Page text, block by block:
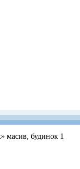
масив, будинок 1